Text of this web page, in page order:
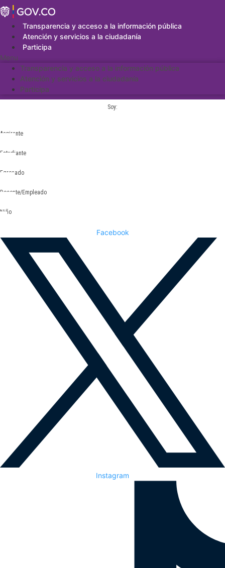
Saltar
al
contenidoTransparencia y acceso a la información pública
Atención y servicios a la ciudadanía
Participa
Menu
Transparencia y acceso a la información pública
Atención y servicios a la ciudadanía
Participa
Soy:
Aspirante
Estudiante
Egresado
Docente/Empleado
Niño
Facebook
Instagram